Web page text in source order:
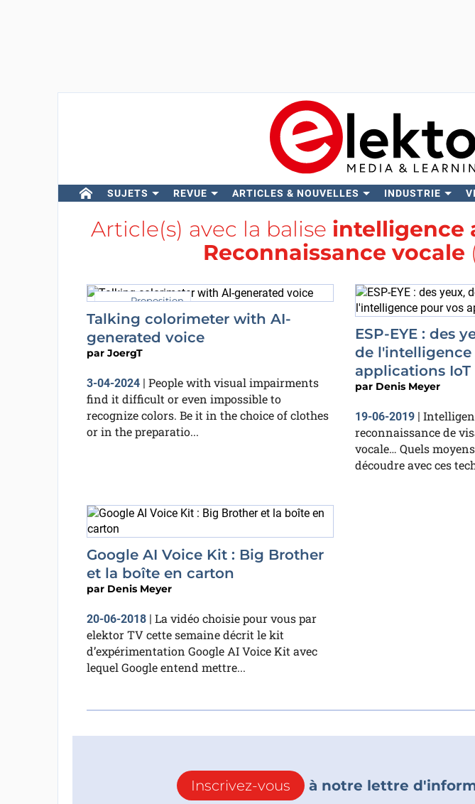
SUJETS REVUE ARTICLES & NOUVELLES INDUSTRIE
Article(s) avec la balise intelligence
Reconnaissance vocale
Proposition
Talking colorimeter with AI-
generated voice
par JoergT
3-04-2024| People with visual impairments
find it difficult or even impossible to
recognize colors. Be it in the choice of clothes
or in the preparatio...
ESP-EYE : des
de l'intelligence
applications IoT
par Denis Meyer
19-06-2019 |
reconnaissance de
vocale… Quels
découdre avec ces
Google AI Voice Kit : Big Brother
et la boîte en carton
par Denis Meyer
20-06-2018| La vidéo choisie pour vous par
elektor TV cette semaine décrit le kit
d’expérimentation Google AI Voice Kit avec
lequel Google entend mettre...
Inscrivez-vous à notre lettre